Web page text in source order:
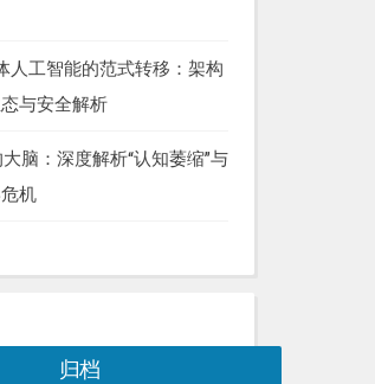
人工智能的范式转移：架构
与安全解析
脑：深度解析“认知萎缩”与
机
归档